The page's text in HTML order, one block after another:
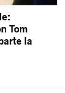
Tom
la